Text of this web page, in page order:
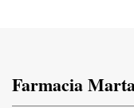
Farmacia